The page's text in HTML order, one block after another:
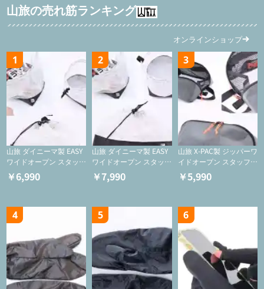
山旅の売れ筋ランキング
オンラインショップ
1
山旅 ダイニーマ製 EASY
ワイドオープン スタッフ
サックS【巾着/ケース】
￥6,990
2
山旅 ダイニーマ製 EASY
ワイドオープン スタッフ
サックM【巾着/ケース】
￥7,990
3
山旅 X-PAC製 ジッパーワ
イドオープン スタッフサ
ック【ジッパーケース/
ケース/フードバッグ/コ
￥5,990
4 5 6